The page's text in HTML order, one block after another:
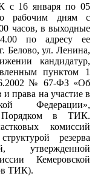
с 16 января по 05
рабочим дням с
часов, в выходные
по адресу ее
Белово, ул. Ленина,
кандидатур,
пунктом 1
№ 67-ФЗ «Об
права на участие в
Федерации»,
Порядком в ТИК.
комиссий
резерва
утвержденной
Кемеровской
ТИК).